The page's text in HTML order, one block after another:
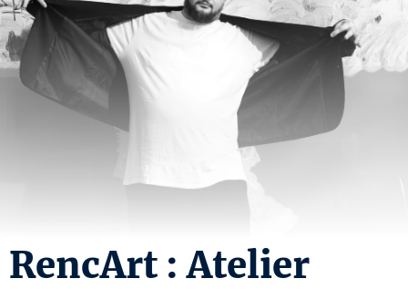
RencArt : Atelier